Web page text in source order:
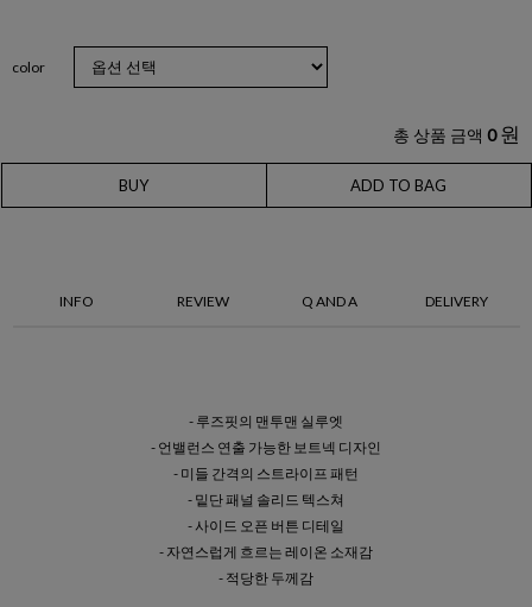
color
총 상품 금액 0 원
BUY ADD TO BAG
INFO REVIEW Q AND A DELIVERY
- 루즈핏의 맨투맨 실루엣
- 언밸런스 연출 가능한 보트넥 디자인
- 미들 간격의 스트라이프 패턴
- 밑단 패널 솔리드 텍스쳐
- 사이드 오픈 버튼 디테일
- 자연스럽게 흐르는 레이온 소재감
- 적당한 두께감